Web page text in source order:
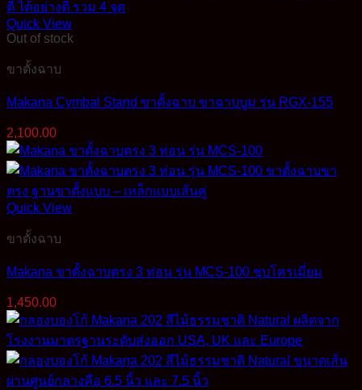
Quick View
Out of stock
ขาตั้งฉาบ
Makana Cymbal Stand ขาตั้งฉาบ ขาฉาบบูม รุ่น RGX-155
2,100.00
Quick View
ขาตั้งฉาบ
Makana ขาตั้งฉาบตรง 3 ท่อน รุ่น MCS-100 ชุบโครเมี่ยม
1,450.00